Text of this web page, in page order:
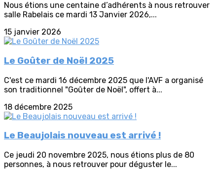
Nous étions une centaine d’adhérents à nous retrouver
salle Rabelais ce mardi 13 Janvier 2026,...
15 janvier 2026
Le Goûter de Noël 2025
C'est ce mardi 16 décembre 2025 que l'AVF a organisé
son traditionnel "Goûter de Noël", offert à...
18 décembre 2025
Le Beaujolais nouveau est arrivé !
Ce jeudi 20 novembre 2025, nous étions plus de 80
personnes, à nous retrouver pour déguster le...